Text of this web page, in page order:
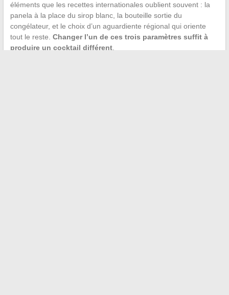
éléments que les recettes internationales oublient souvent : la
panela à la place du sirop blanc, la bouteille sortie du
congélateur, et le choix d’un aguardiente régional qui oriente
tout le reste. Changer l’un de ces trois paramètres suffit à
produire un cocktail différent.